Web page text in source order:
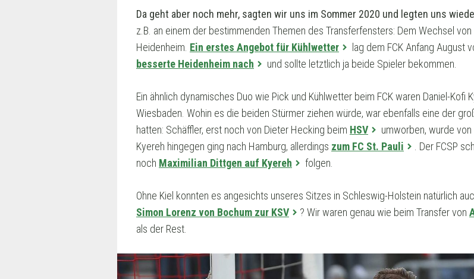
Da geht aber noch mehr, sagten wir uns im Sommer 2020 und legten uns
z.B. an einem der bestimmenden Themen des Transferfensters: Dem Wechsel
Heidenheim. Ein erstes Angebot für Kühlwetter
lag dem FCK Anfang August
besserte Heidenheim nach
und sollte letztlich ja beide Spieler bekommen.
Ein ähnlich dynamisches Duo wie Pick und Kühlwetter beim FCK waren Daniel-Kofi
Wiesbaden. Wohin es die beiden Stürmer ziehen würde, war ebenfalls eine der
hatten: Schäffler, erst noch von Dieter Hecking beim HSV umworben, wurde
Kyereh hingegen ging nach Hamburg, allerdings zum FC St. Pauli
. Der FCSP
noch Maximilian Dittgen auf Kyereh folgen.
Ohne Kiel konnten es angesichts unseres Sitzes in Schleswig-Holstein natürlich
Simon Lorenz von Bochum zur KSV
? Wir waren genau wie beim Transfer von
als der Rest.